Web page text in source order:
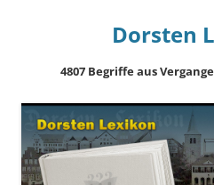
Dorsten
4807 Begriffe aus